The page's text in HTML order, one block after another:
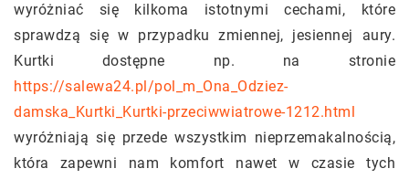
wyróżniać się kilkoma istotnymi cechami, które
sprawdzą się w przypadku zmiennej, jesiennej aury.
Kurtki dostępne np. na stronie
https://salewa24.pl/pol_m_Ona_Odziez-
damska_Kurtki_Kurtki-przeciwwiatrowe-1212.html
wyróżniają się przede wszystkim nieprzemakalnością,
która zapewni nam komfort nawet w czasie tych